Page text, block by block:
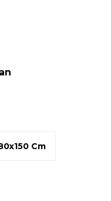
Cm